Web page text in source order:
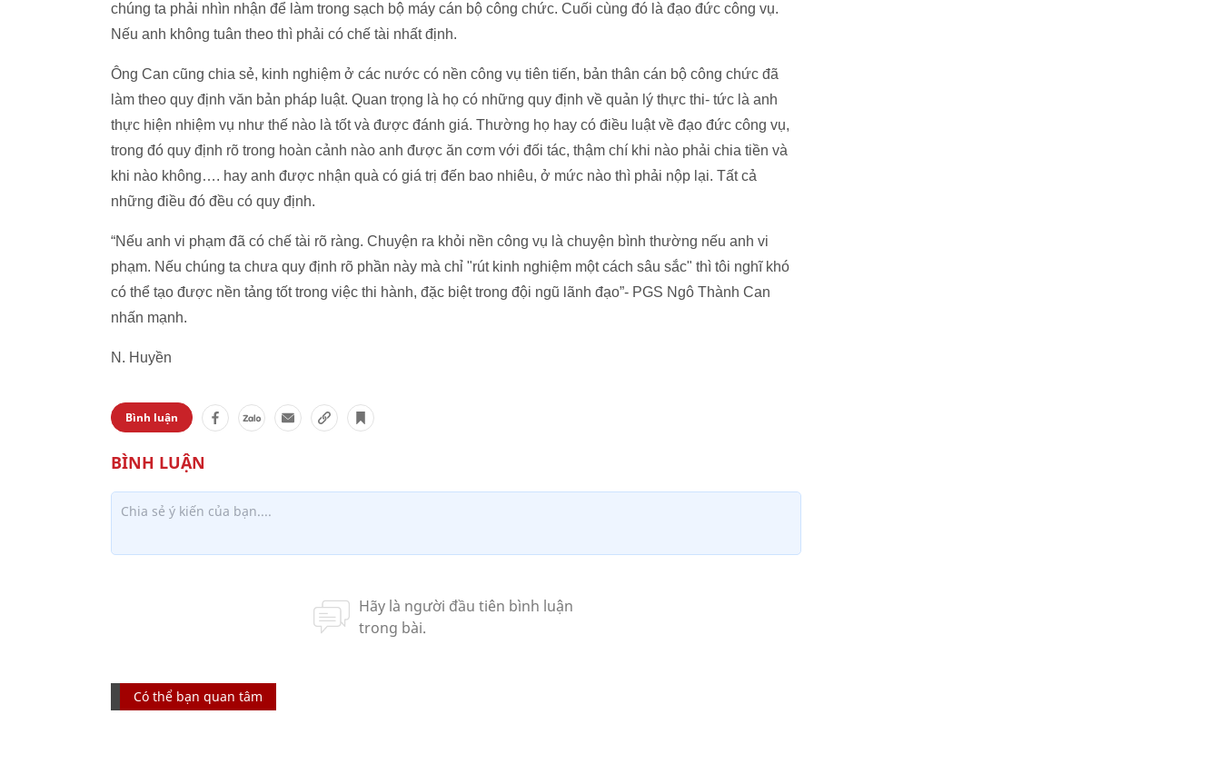
chúng ta phải nhìn nhận để làm trong sạch bộ máy cán bộ công chức. Cuối cùng đó là đạo đức công vụ.
Nếu anh không tuân theo thì phải có chế tài nhất định.
Ông Can cũng chia sẻ, kinh nghiệm ở các nước có nền công vụ tiên tiến, bản thân cán bộ công chức đã
làm theo quy định văn bản pháp luật. Quan trọng là họ có những quy định về quản lý thực thi- tức là anh
thực hiện nhiệm vụ như thế nào là tốt và được đánh giá. Thường họ hay có điều luật về đạo đức công vụ,
trong đó quy định rõ trong hoàn cảnh nào anh được ăn cơm với đối tác, thậm chí khi nào phải chia tiền và
khi nào không…. hay anh được nhận quà có giá trị đến bao nhiêu, ở mức nào thì phải nộp lại. Tất cả
những điều đó đều có quy định.
“Nếu anh vi phạm đã có chế tài rõ ràng. Chuyện ra khỏi nền công vụ là chuyện bình thường nếu anh vi
phạm. Nếu chúng ta chưa quy định rõ phần này mà chỉ "rút kinh nghiệm một cách sâu sắc" thì tôi nghĩ khó
có thể tạo được nền tảng tốt trong việc thi hành, đặc biệt trong đội ngũ lãnh đạo”- PGS Ngô Thành Can
nhấn mạnh.
N. Huyền
Bình luận
Có thể bạn quan tâm